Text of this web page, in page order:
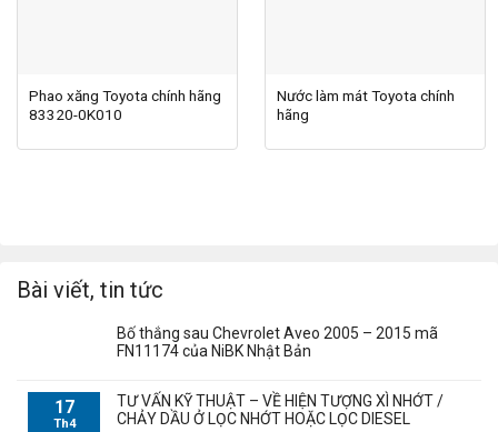
Phao xăng Toyota chính hãng
83320-0K010
Nước làm mát Toyota chính
hãng
Bài viết, tin tức
Bố thắng sau Chevrolet Aveo 2005 – 2015 mã
FN11174 của NiBK Nhật Bản
17
Th4
TƯ VẤN KỸ THUẬT – VỀ HIỆN TƯỢNG XÌ NHỚT /
CHẢY DẦU Ở LỌC NHỚT HOẶC LỌC DIESEL